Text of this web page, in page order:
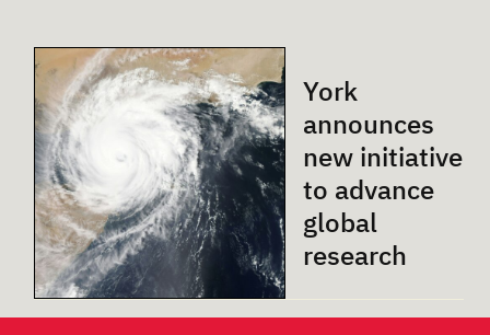
York
announces
new initiative
to advance
global
research